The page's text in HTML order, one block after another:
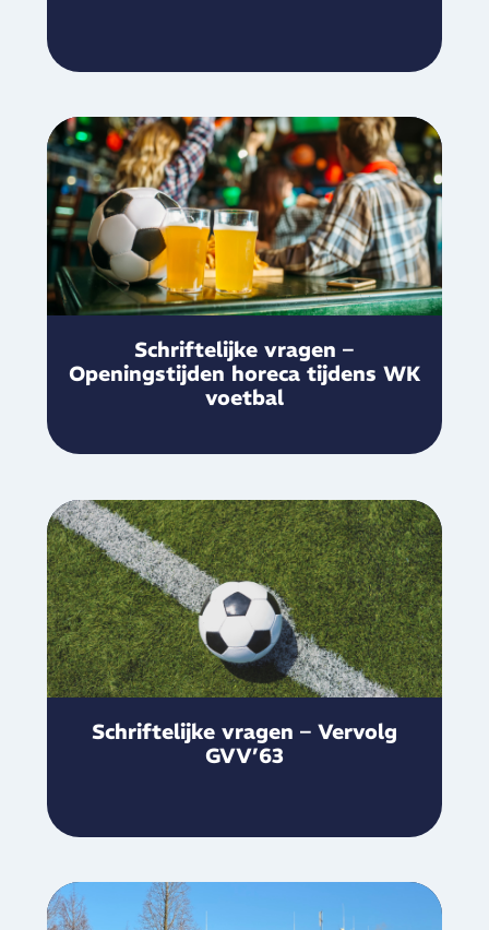
Schriftelijke vragen –
Openingstijden horeca tijdens WK
voetbal
Schriftelijke vragen – Vervolg
GVV’63